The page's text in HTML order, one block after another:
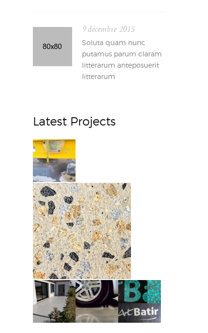
9 décembre 2015
Soluta quam nunc
putamus parum claram
litterarum anteposuerit
litterarum
Latest Projects